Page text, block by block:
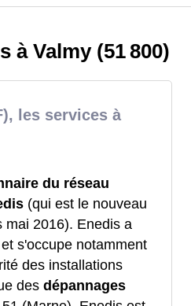
à Valmy (51 800)
les services à
du réseau
(qui est le nouveau
mai 2016). Enedis a
s'occupe notamment
des installations
des dépannages